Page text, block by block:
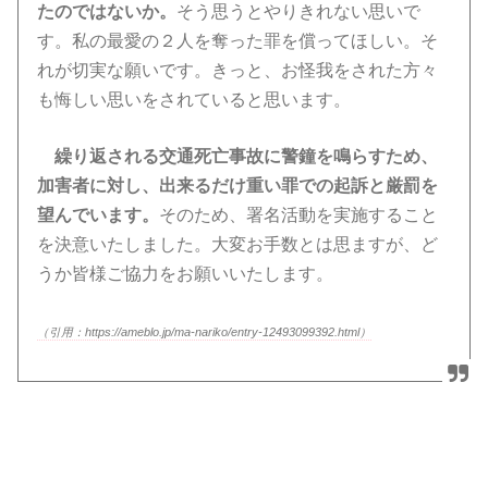
たのではないか。 そう思うとやりきれない思いで
す。私の最愛の２人を奪った罪を償ってほしい。そ
れが切実な願いです。きっと、お怪我をされた方々
も悔しい思いをされていると思います。
繰り返される交通死亡事故に警鐘を鳴らすため、
加害者に対し、出来るだけ重い罪での起訴と厳罰を
望んでいます。 そのため、署名活動を実施すること
を決意いたしました。大変お手数とは思ますが、ど
うか皆様ご協力をお願いいたします。
（引用：https://ameblo.jp/ma-nariko/entry-12493099392.html）